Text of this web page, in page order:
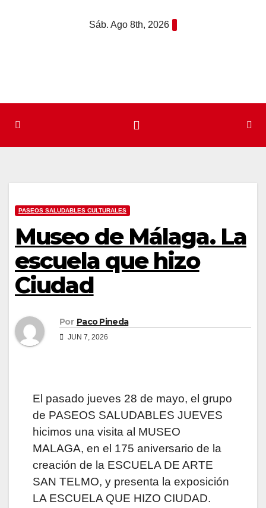
Sáb. Ago 8th, 2026
PASEOS SALUDABLES CULTURALES
Museo de Málaga. La
escuela que hizo
Ciudad
Por Paco Pineda
JUN 7, 2026
El pasado jueves 28 de mayo, el grupo
de PASEOS SALUDABLES JUEVES
hicimos una visita al MUSEO
MALAGA, en el 175 aniversario de la
creación de la ESCUELA DE ARTE
SAN TELMO, y presenta la exposición
LA ESCUELA QUE HIZO CIUDAD.